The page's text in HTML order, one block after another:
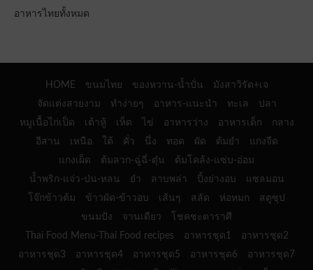
อาหารไทยทั้งหมด
HOME ขนมไทย ของหวาน-น้ำปั่น
มังสาวิรัต+เจ
จัดแต่งสวยงาม
ทำง่ายๆ อาหาร-แนะนำ ทะเล
ปลา
หมูเนื้อไก่เป็ด
เต้าหู้ เห็ด ไข่ อาหารว่าง อาหารเด็ก
กลาง
อีสาน
เหนือ ใต้ คั่ว นึ่ง ทอด ผัด ต้มยำ
แกงจืด
แกงเผ็ด
ต้มลวก-ฉู่ฉี่-ตุ๋น
ต้มโคล้ง-แซ่บ-อ่อม
น้ำพริก-แจ่ว-ป่น-หลน
ยำ ลาบพล่า ปิ้งย่างอบ
แซลมอน
โจ๊กข้าวต้ม
ข้าวผัด-ข้าวอบ เส้นๆ สลัด ห่อหมก
สตูซุป
ขนมปัง
จานเดียว
โชคชะตาราศี
Thai Food Menu-Thai Food recipes
อาหารชุด1
อาหารชุด2
อาหารชุด3
อาหารชุด4 อาหารชุด5 อาหารชุด6
อาหารชุด7